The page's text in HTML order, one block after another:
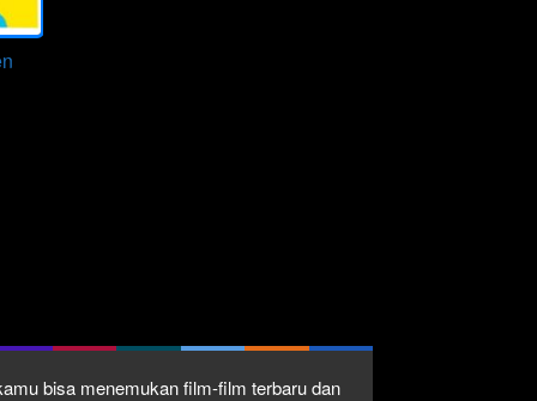
bisa menemukan film-film terbaru dan